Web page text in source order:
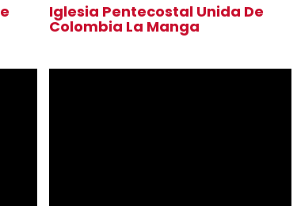
Iglesia Pentecostal Unida De
Colombia La Manga